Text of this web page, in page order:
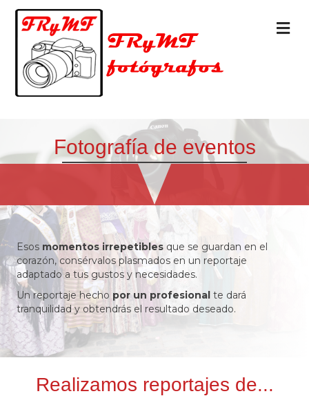
Fotografía de eventos
Esos momentos irrepetibles que se guardan en el
corazón, consérvalos plasmados en un reportaje
adaptado a tus gustos y necesidades.
Un reportaje hecho por un profesional te dará
tranquilidad y obtendrás el resultado deseado.
Realizamos reportajes de...